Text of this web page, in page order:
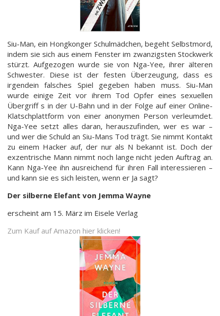
Siu-Man, ein Hongkonger Schulmädchen, begeht Selbstmord,
indem sie sich aus einem Fenster im zwanzigsten Stockwerk
stürzt. Aufgezogen wurde sie von Nga-Yee, ihrer älteren
Schwester. Diese ist der festen Überzeugung, dass es
irgendein falsches Spiel gegeben haben muss. Siu-Man
wurde einige Zeit vor ihrem Tod Opfer eines sexuellen
Übergriff s in der U-Bahn und in der Folge auf einer Online-
Klatschplattform von einer anonymen Person verleumdet.
Nga-Yee setzt alles daran, herauszufinden, wer es war –
und wer die Schuld an Siu-Mans Tod trägt. Sie nimmt Kontakt
zu einem Hacker auf, der nur als N bekannt ist. Doch der
exzentrische Mann nimmt noch lange nicht jeden Auftrag an.
Kann Nga-Yee ihn ausreichend für ihren Fall interessieren –
und kann sie es sich leisten, wenn er Ja sagt?
Der silberne Elefant von Jemma Wayne
erscheint am 15. März im Eisele Verlag
Zum Kauf auf Amazon hier klicken!